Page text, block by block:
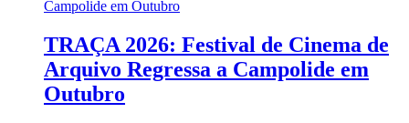
TRAÇA 2026: Festival de Cinema de
Arquivo Regressa a Campolide em
Outubro